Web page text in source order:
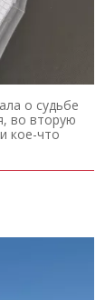
о судьбе
во вторую
кое-что